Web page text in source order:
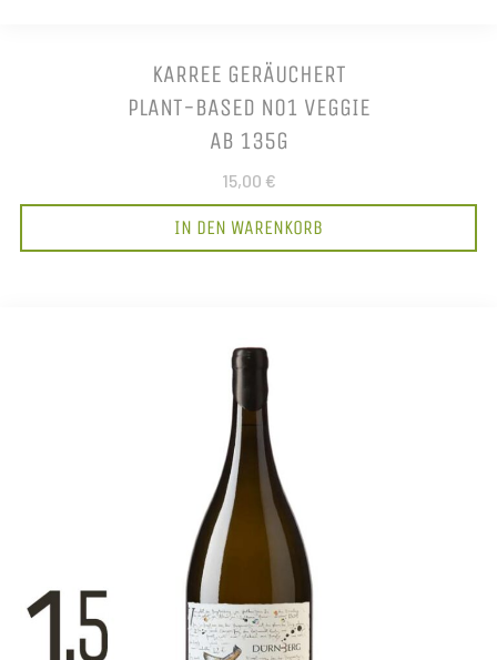
KARREE GERÄUCHERT
PLANT-BASED NO1 VEGGIE
AB 135G
15,00 €
IN DEN WARENKORB